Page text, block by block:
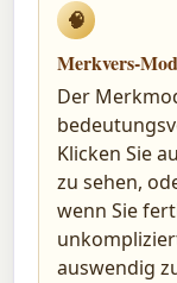
🧠
Merkvers-
Der
Klicken Sie
zu sehen,
wenn Sie
auswendig